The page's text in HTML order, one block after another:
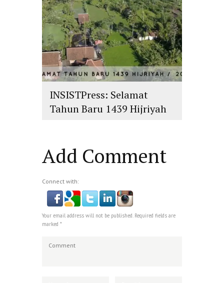
INSISTPress: Selamat
Tahun Baru 1439 Hijriyah
Add Comment
Connect with:
Your email address will not be published. Required fields are
marked *